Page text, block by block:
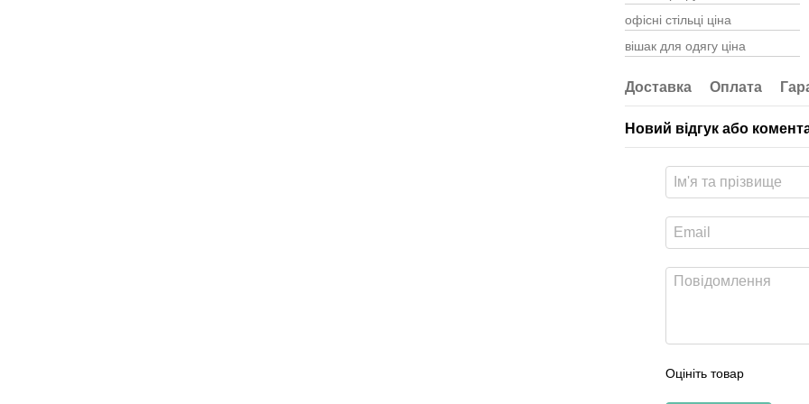
офісні стільці ціна
вішак для одягу ціна
крісла офісні ціна
Доставка Оплата
Новий відгук або
Оцініть товар